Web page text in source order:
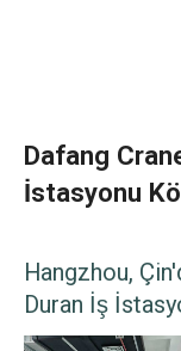
Dafang
İstasyonu
Hangzhou,
Duran İş